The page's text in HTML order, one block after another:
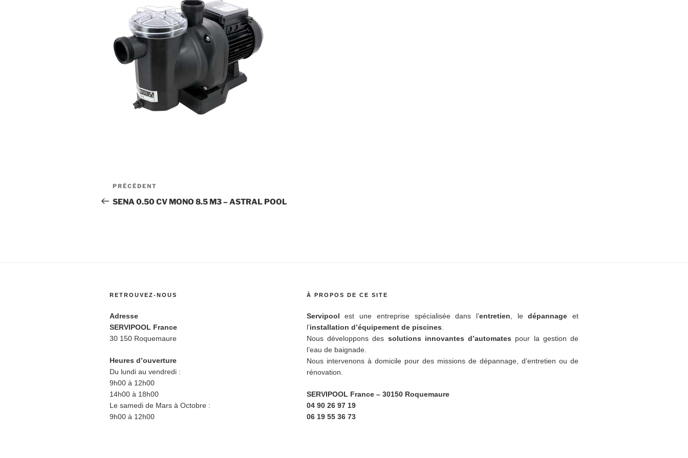
Navigation
de
Article
précédent
PRÉCÉDENT
SENA 0.50 CV MONO 8.5 M3 – ASTRAL POOL
RETROUVEZ-NOUS
Adresse
SERVIPOOL France
30 150 Roquemaure
Heures d’ouverture
Du lundi au vendredi :
9h00 à 12h00
14h00 à 18h00
Le samedi de Mars à Octobre :
9h00 à 12h00
À PROPOS DE CE SITE
Servipool est une entreprise spécialisée dans l’entretien , ledépannage et
l’installation d’équipement de piscines
Nous développons des solutions innovantes d’automates pour la gestion de
l’eau de baignade.
Nous intervenons à domicile pour des missions de dépannage, d’entretien ou de
rénovation.
SERVIPOOL France – 30150 Roquemaure
04 90 26 97 19
06 19 55 36 73